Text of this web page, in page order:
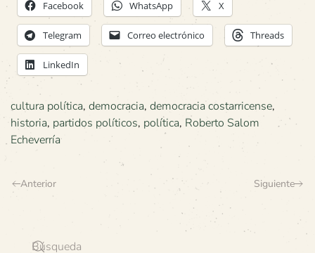
Facebook WhatsApp X
Telegram Correo electrónico Threads
LinkedIn
cultura política, democracia, democracia costarricense,
historia, partidos políticos, política, Roberto Salom
Echeverría
Anterior Siguiente